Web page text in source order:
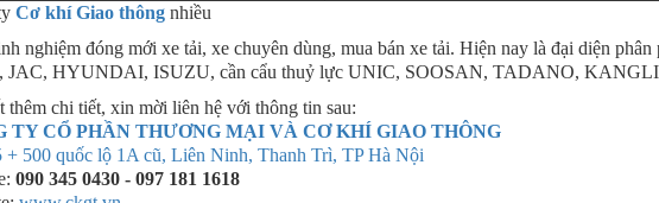
Cơ khí Giao thôngnhiều
nghiệm đóng mới xe tải, xe chuyên dùng, mua bán xe tải. Hiện nay là đại diện phân
JAC, HYUNDAI, ISUZU, cần cẩu thuỷ lực UNIC, SOOSAN, TADANO,
thêm chi tiết, xin mời liên hệ với thông tin sau:
TY CỔ PHẦN THƯƠNG MẠI VÀ CƠ KHÍ GIAO THÔNG
+ 500 quốc lộ 1A cũ, Liên Ninh, Thanh Trì, TP Hà Nội
090 345 0430 - 097 181 1618